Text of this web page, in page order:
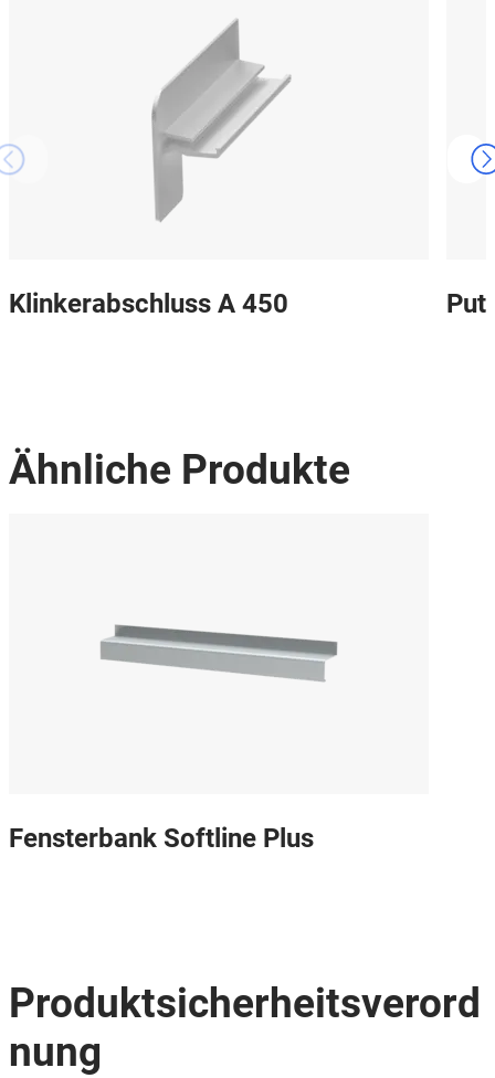
Klinkerabschluss A 450
Ähnliche Produkte
Fensterbank Softline Plus
Produktsicherheitsverord
nung